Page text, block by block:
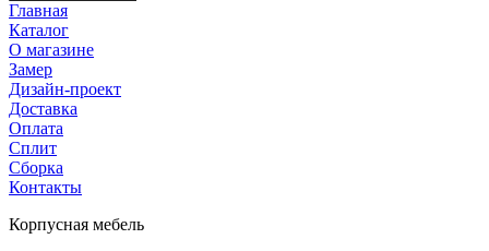
Главная
Каталог
О магазине
Замер
Дизайн-проект
Доставка
Оплата
Сплит
Сборка
Контакты
Корпусная мебель